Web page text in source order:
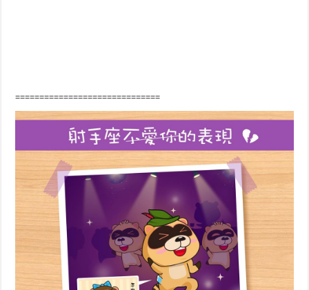
==============================